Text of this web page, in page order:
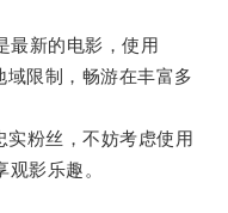
新的电影，使用
限制，畅游在丰富多
粉丝，不妨考虑使用
影乐趣。